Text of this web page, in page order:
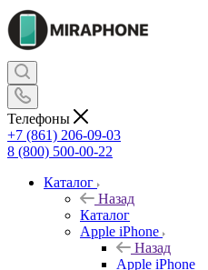
Телефоны
+7 (861) 206-09-03
8 (800) 500-00-22
Каталог
Назад
Каталог
Apple iPhone
Назад
Apple iPhone